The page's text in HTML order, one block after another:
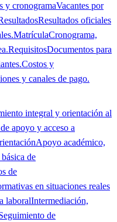
y cronogramaVacantes por
Resultados oficiales
MatrículaCronograma,
RequisitosDocumentos para
Costos y
y canales de pago.
integral y orientación al
apoyo y acceso a
Apoyo académico,
de
de
en situaciones reales
laboralIntermediación,
de